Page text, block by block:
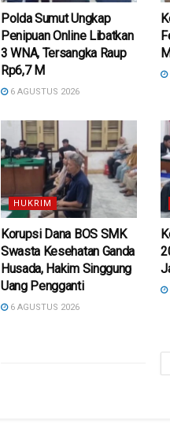
Polda Sumut Ungkap
Penipuan Online Libatkan
3 WNA, Tersangka Raup
Rp6,7 M
6 AGUSTUS 2026
HUKRIM
Korupsi Dana BOS SMK
Swasta Kesehatan Ganda
Husada, Hakim Singgung
Uang Pengganti
6 AGUSTUS 2026